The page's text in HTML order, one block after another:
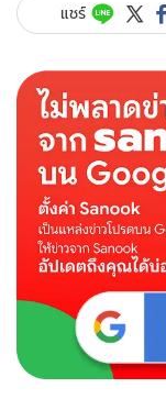
แชร์